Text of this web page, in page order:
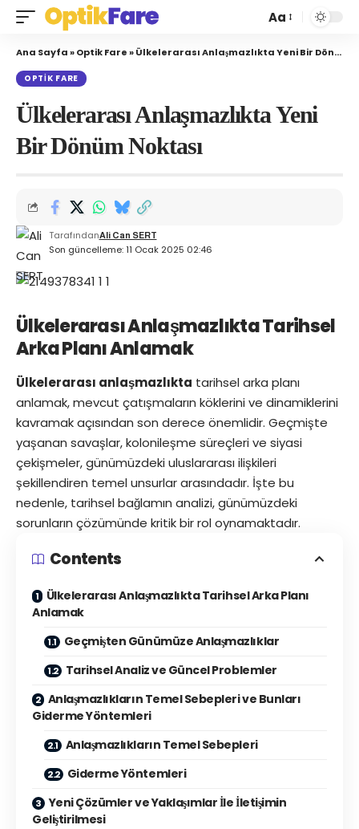
Aa
Ana Sayfa»Optik Fare»Ülkelerarası Anlaşmazlıkta Yeni Bir Dönüm Noktası
OPTIK FARE
Ülkelerarası Anlaşmazlıkta Yeni
Bir Dönüm Noktası
Son güncelleme: 11 Ocak 2025 02:46
TarafındanAli Can SERT
Ülkelerarası Anlaşmazlıkta Tarihsel
Arka Planı Anlamak
Ülkelerarası anlaşmazlıkta tarihsel arka planı
anlamak, mevcut çatışmaların köklerini ve dinamiklerini
kavramak açısından son derece önemlidir. Geçmişte
yaşanan savaşlar, kolonileşme süreçleri ve siyasi
çekişmeler, günümüzdeki uluslararası ilişkileri
şekillendiren temel unsurlar arasındadır. İşte bu
nedenle, tarihsel bağlamın analizi, günümüzdeki
sorunların çözümünde kritik bir rol oynamaktadır.
Contents
Ülkelerarası Anlaşmazlıkta Tarihsel Arka Planı
Anlamak
Geçmişten Günümüze Anlaşmazlıklar
Tarihsel Analiz ve Güncel Problemler
Anlaşmazlıkların Temel Sebepleri ve Bunları
Giderme Yöntemleri
Anlaşmazlıkların Temel Sebepleri
Giderme Yöntemleri
Yeni Çözümler ve Yaklaşımlar İle İletişimin
Geliştirilmesi